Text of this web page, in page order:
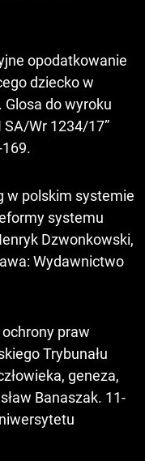
opodatkowanie
dziecko w
do wyroku
SA/Wr 1234/17”
w polskim systemie
systemu
Dzwonkowski,
Wydawnictwo
ochrony praw
Trybunału
geneza,
Banaszak. 11-